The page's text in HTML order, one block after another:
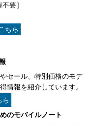
要］
ちら
セール、特別価格のモデ
情報を紹介しています。
ら
のモバイルノート